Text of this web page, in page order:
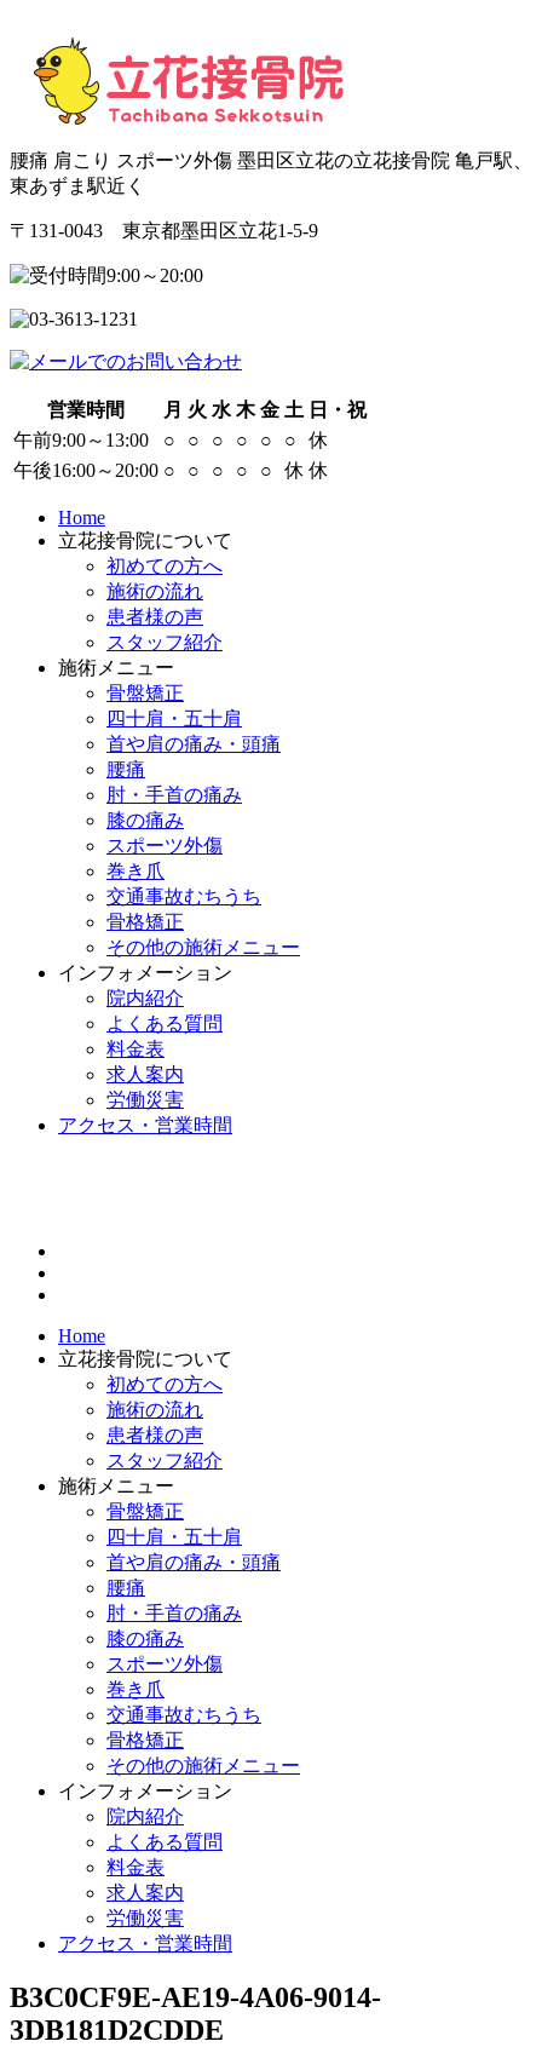
腰痛 肩こり スポーツ外傷 墨田区立花の立花接骨院 亀戸駅、
東あずま駅近く
〒131-0043 東京都墨田区立花1-5-9
営業時間 月 火 水 木 金 土 日・祝
午前9:00～13:00
○ ○ ○ ○ ○ ○
休
午後16:00～20:00 ○ ○ ○ ○ ○ 休 休
Home
立花接骨院について
初めての方へ
施術の流れ
患者様の声
スタッフ紹介
施術メニュー
骨盤矯正
四十肩・五十肩
首や肩の痛み・頭痛
腰痛
肘・手首の痛み
膝の痛み
スポーツ外傷
巻き爪
交通事故むちうち
骨格矯正
その他の施術メニュー
インフォメーション
院内紹介
よくある質問
料金表
求人案内
労働災害
アクセス・営業時間
Home
立花接骨院について
初めての方へ
施術の流れ
患者様の声
スタッフ紹介
施術メニュー
骨盤矯正
四十肩・五十肩
首や肩の痛み・頭痛
腰痛
肘・手首の痛み
膝の痛み
スポーツ外傷
巻き爪
交通事故むちうち
骨格矯正
その他の施術メニュー
インフォメーション
院内紹介
よくある質問
料金表
求人案内
労働災害
アクセス・営業時間
B3C0CF9E-AE19-4A06-9014-
3DB181D2CDDE